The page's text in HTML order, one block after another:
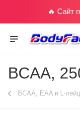
🔥 Сайт
BCAA,
BCAA, EAA и L-